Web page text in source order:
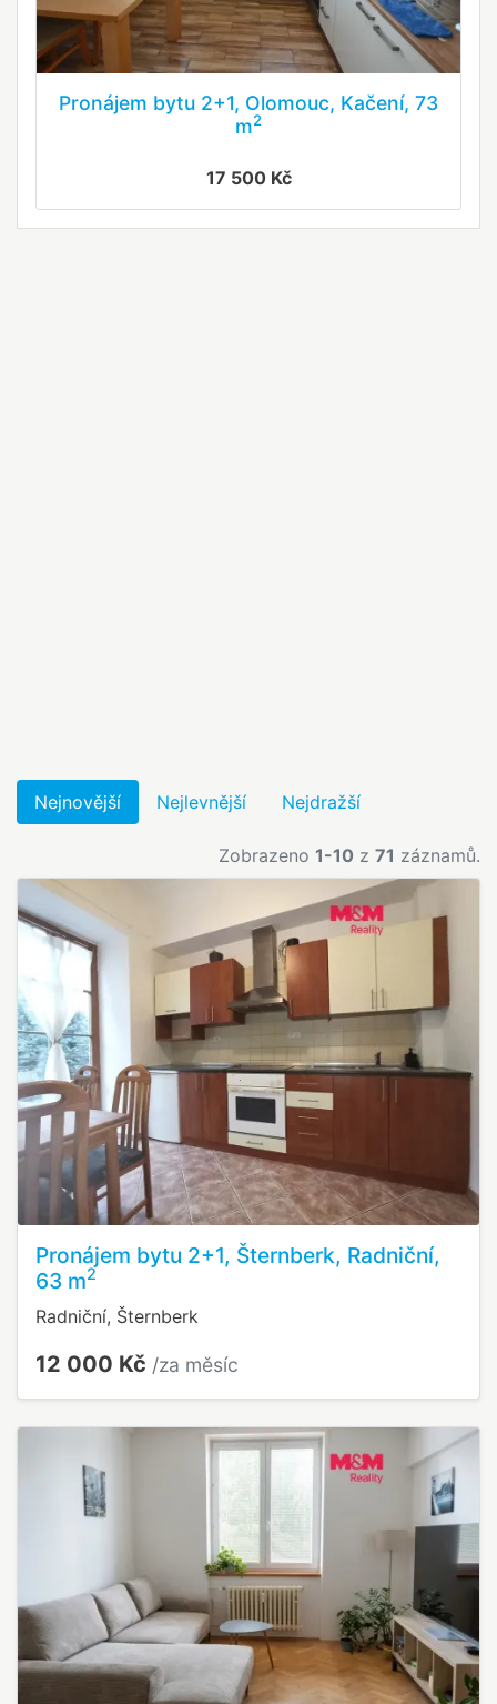
Pronájem bytu 2+1, Olomouc, Kačení, 73
m2
17 500 Kč
Nejnovější Nejlevnější Nejdražší
Zobrazeno 1-10 z 71 záznamů.
Pronájem bytu 2+1, Šternberk, Radniční,
63 m2
Radniční, Šternberk
12 000 Kč /za měsíc